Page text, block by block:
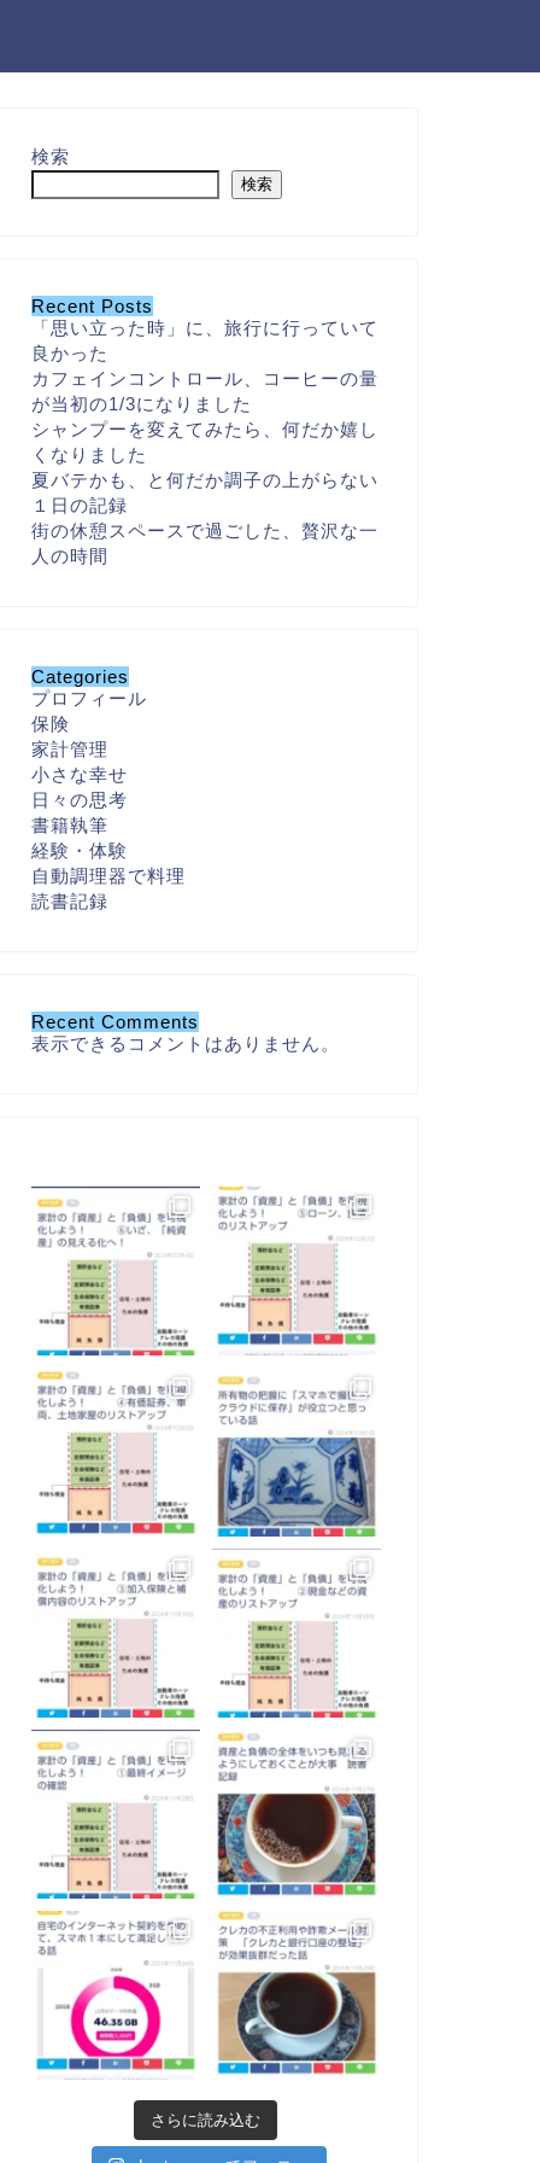
検索
検索
Recent Posts
「思い立った時」に、旅行に行っていて
良かった
カフェインコントロール、コーヒーの量
が当初の1/3になりました
シャンプーを変えてみたら、何だか嬉し
くなりました
夏バテかも、と何だか調子の上がらない
１日の記録
街の休憩スペースで過ごした、贅沢な一
人の時間
Categories
プロフィール
保険
家計管理
小さな幸せ
日々の思考
書籍執筆
経験・体験
自動調理器で料理
読書記録
Recent Comments
表示できるコメントはありません。
さらに読み込む